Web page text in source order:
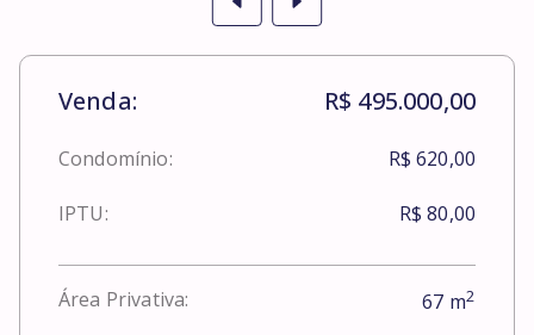
Venda: R$ 495.000,00
Condomínio: R$ 620,00
IPTU: R$ 80,00
Área Privativa: 67 m2